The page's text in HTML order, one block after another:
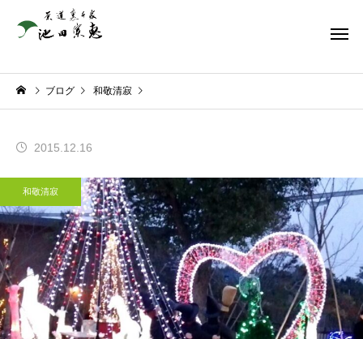
ブログ 和敬清寂
2015.12.16
和敬清寂